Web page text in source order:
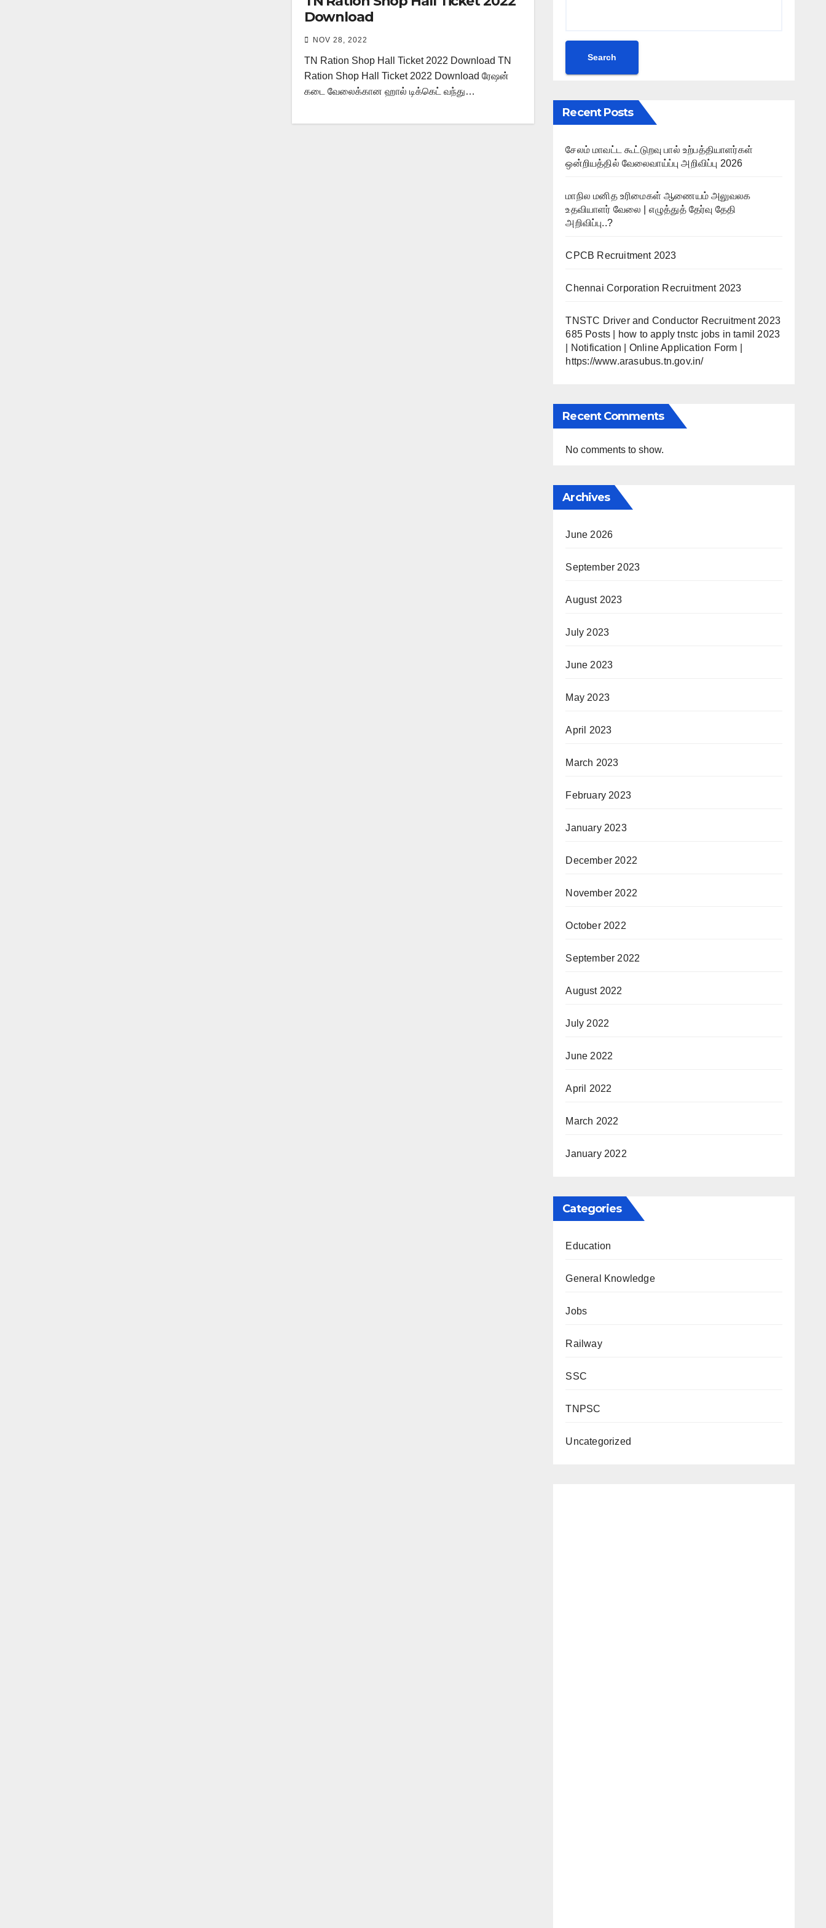
Download
NOV 28, 2022
TN Ration Shop Hall Ticket 2022 Download TN
Ration Shop Hall Ticket 2022 Download ரேஷன்
கடை வேலைக்கான ஹால் டிக்கெட் வந்து…
Search
Recent Posts
சேலம் மாவட்ட கூட்டுறவு பால் உற்பத்தியாளர்கள்
ஒன்றியத்தில் வேலைவாய்ப்பு அறிவிப்பு 2026
மாநில மனித உரிமைகள் ஆணையம் அலுவலக
உதவியாளர் வேலை | எழுத்துத் தேர்வு தேதி
அறிவிப்பு..?
CPCB Recruitment 2023
Chennai Corporation Recruitment 2023
TNSTC Driver and Conductor Recruitment 2023
685 Posts | how to apply tnstc jobs in tamil 2023
| Notification | Online Application Form |
https://www.arasubus.tn.gov.in/
Recent Comments
No comments to show.
Archives
June 2026
September 2023
August 2023
July 2023
June 2023
May 2023
April 2023
March 2023
February 2023
January 2023
December 2022
November 2022
October 2022
September 2022
August 2022
July 2022
June 2022
April 2022
March 2022
January 2022
Categories
Education
General Knowledge
Jobs
Railway
SSC
TNPSC
Uncategorized